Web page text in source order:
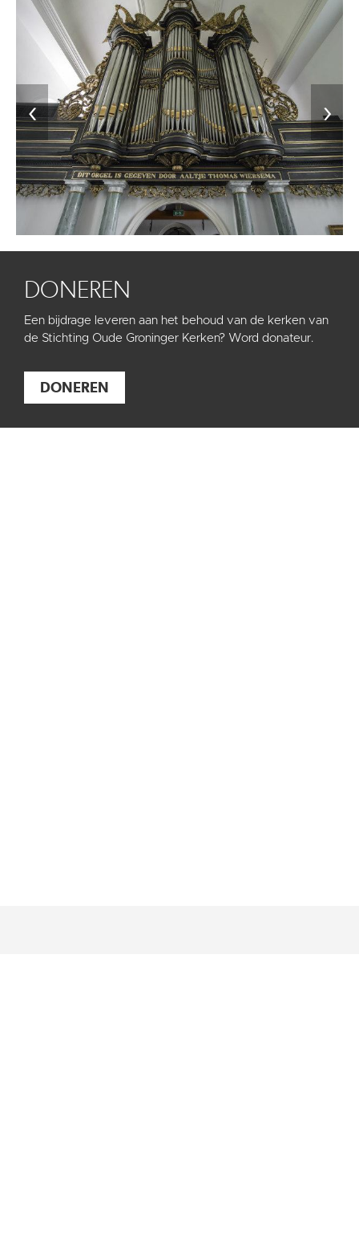
‹ ›
DONEREN
Een bijdrage leveren aan het behoud van de kerken van
de Stichting Oude Groninger Kerken? Word donateur.
DONEREN